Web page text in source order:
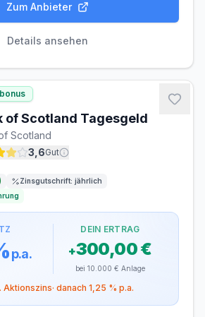
bis100.000 €
VERLÄNGERUNG
MAXIMALEINLAGE
Zum Anbieter
Details ansehen
of Scotland Tagesgeld
Scotland
3,6Gut
Zinsgutschrift: jährlich
p.a.
DEIN ERTRAG
+300,00 €
bei 10.000 € Anlage
Aktionszins· danach 1,25 % p.a.